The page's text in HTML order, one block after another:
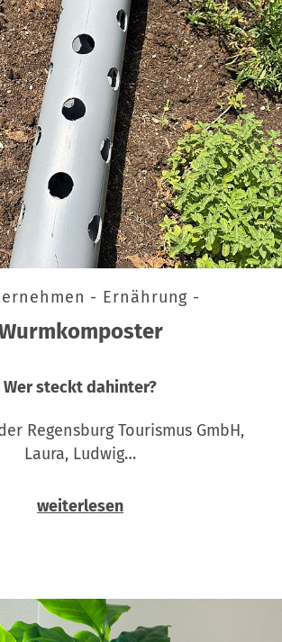
- Ernährung -
Wer steckt dahinter?
Regensburg Tourismus GmbH,
Laura, Ludwig…
weiterlesen